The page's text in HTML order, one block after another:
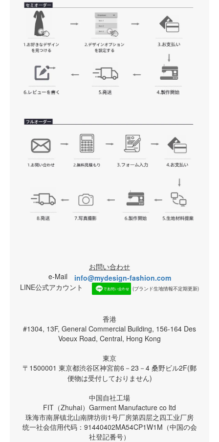
お問い合わせ
e-Mail info@mydesign-fashion.com
LINE公式アカウント
(ブランド生地情報不定期更新)
香港
#1304, 13F, General Commercial Building, 156-164 Des
Voeux Road, Central, Hong Kong
東京
〒1500001 東京都渋谷区神宮前6－23－4 桑野ビル2F(郵
便物は受付しておりません)
中国自社工場
FIT（Zhuhai）Garment Manufacture co ltd
珠海市南屏镇北山南牌坊街1号厂房第四层之四工业厂房
统一社会信用代码：91440402MA54CP1W1M（中国の会
社登記番号）